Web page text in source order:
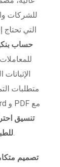
للشركات
التي
حساب
الإثباتات
متطلبات
بصيغتي Word و PDF مع
تنسيق
.
تصميم